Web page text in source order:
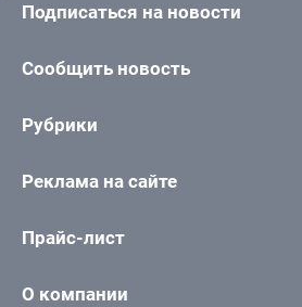
Подписаться на новости
Сообщить новость
Рубрики
Реклама на сайте
Прайс-лист
О компании